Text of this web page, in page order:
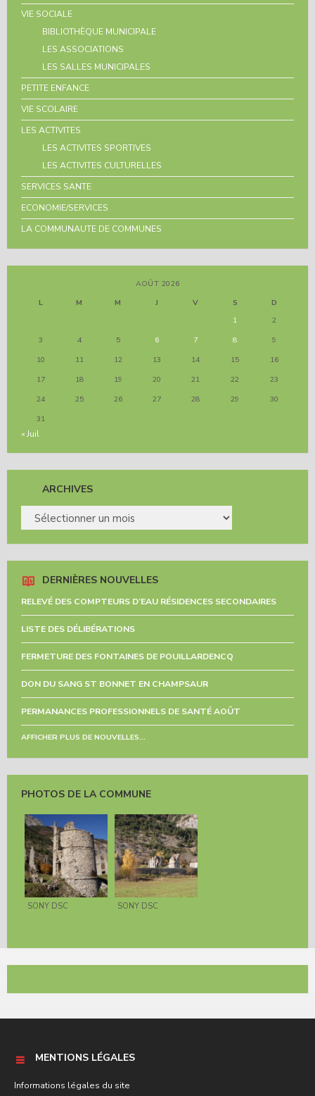
VIE SOCIALE
BIBLIOTHÈQUE MUNICIPALE
LES ASSOCIATIONS
LES SALLES MUNICIPALES
PETITE ENFANCE
VIE SCOLAIRE
LES ACTIVITES
LES ACTIVITES SPORTIVES
LES ACTIVITES CULTURELLES
SERVICES SANTE
ECONOMIE/SERVICES
LA COMMUNAUTE DE COMMUNES
AOÛT 2026
L
M M J V S
D
1
2
3
4 5 6 7 8
9
10
11 12 13 14 15
16
17
18 19 20 21 22
23
24
25 26 27 28 29
30
31
« Juil
ARCHIVES
DERNIÈRES NOUVELLES
RELEVÉ DES COMPTEURS D’EAU RÉSIDENCES SECONDAIRES
LISTE DES DÉLIBÉRATIONS
FERMETURE DES FONTAINES DE POUILLARDENCQ
DON DU SANG ST BONNET EN CHAMPSAUR
PERMANANCES PROFESSIONNELS DE SANTÉ AOÛT
AFFICHER PLUS DE NOUVELLES...
PHOTOS DE LA COMMUNE
SONY DSC SONY DSC
MENTIONS LÉGALES
Informations légales du site